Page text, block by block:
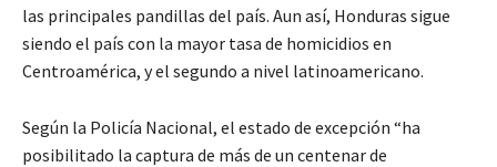
las principales pandillas del país. Aun así, Honduras sigue
siendo el país con la mayor tasa de homicidios en
Centroamérica, y el segundo a nivel latinoamericano.
Según la Policía Nacional, el estado de excepción “ha
posibilitado la captura de más de un centenar de